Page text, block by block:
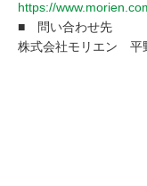
https://
■ 問い合わせ先
株式会社モリエン 平